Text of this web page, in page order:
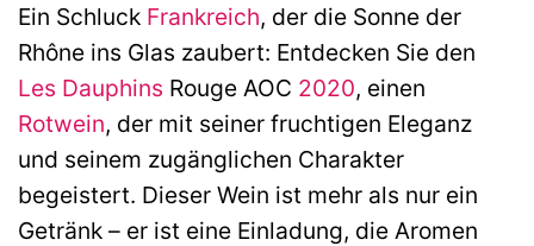
Ein Schluck Frankreich, der die Sonne der
Rhône ins Glas zaubert: Entdecken Sie den
Les Dauphins Rouge AOC 2020, einen
Rotwein, der mit seiner fruchtigen Eleganz
und seinem zugänglichen Charakter
begeistert. Dieser Wein ist mehr als nur ein
Getränk – er ist eine Einladung, die Aromen